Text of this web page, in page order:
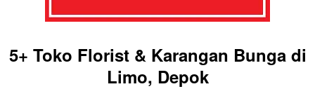
5+ Toko Florist & Karangan Bunga di
Limo, Depok